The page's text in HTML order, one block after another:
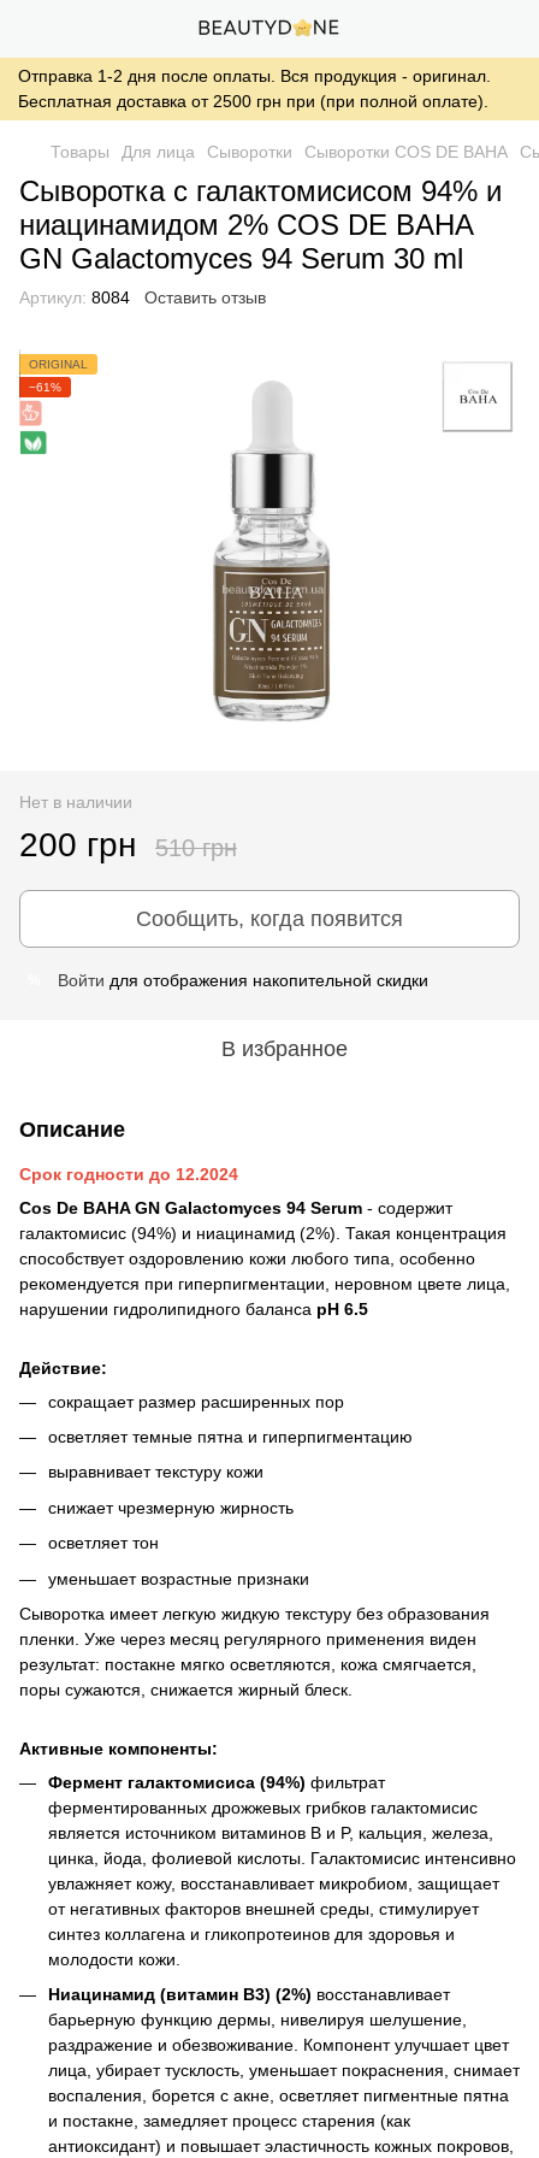
Отправка 1-2 дня после оплаты. Вся продукция - оригинал.
Бесплатная доставка от 2500 грн при (при полной оплате).
Товары Для лица Сыворотки Сыворотки COS DE BAHA
Сыворотка с галактомисисом 94% и
ниацинамидом 2% COS DE BAHA
GN Galactomyces 94 Serum 30 ml
Артикул: 8084 Оставить отзыв
ORIGINAL
−61%
Нет в наличии
200 грн 510 грн
Сообщить, когда появится
Войти для отображения накопительной скидки
В избранное
Описание
Срок годности до 12.2024
Cos De BAHA GN Galactomyces 94 Serum - содержит
галактомисис (94%) и ниацинамид (2%). Такая концентрация
способствует оздоровлению кожи любого типа, особенно
рекомендуется при гиперпигментации, неровном цвете лица,
нарушении гидролипидного баланса рН 6.5
Действие:
сокращает размер расширенных пор
осветляет темные пятна и гиперпигментацию
выравнивает текстуру кожи
снижает чрезмерную жирность
осветляет тон
уменьшает возрастные признаки
Сыворотка имеет легкую жидкую текстуру без образования
пленки. Уже через месяц регулярного применения виден
результат: постакне мягко осветляются, кожа смягчается,
поры сужаются, снижается жирный блеск.
Активные компоненты:
Фермент галактомисиса (94%) фильтрат
ферментированных дрожжевых грибков галактомисис
является источником витаминов B и P, кальция, железа,
цинка, йода, фолиевой кислоты. Галактомисис интенсивно
увлажняет кожу, восстанавливает микробиом, защищает
от негативных факторов внешней среды, стимулирует
синтез коллагена и гликопротеинов для здоровья и
молодости кожи.
Ниацинамид (витамин В3) (2%) восстанавливает
барьерную функцию дермы, нивелируя шелушение,
раздражение и обезвоживание. Компонент улучшает цвет
лица, убирает тусклость, уменьшает покраснения, снимает
воспаления, борется с акне, осветляет пигментные пятна
и постакне, замедляет процесс старения (как
антиоксидант) и повышает эластичность кожных покровов,